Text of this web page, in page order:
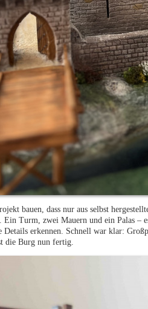
bauen, dass nur aus selbst
Turm, zwei Mauern und ein Palas –
Details erkennen. Schnell war klar:
die Burg nun fertig.